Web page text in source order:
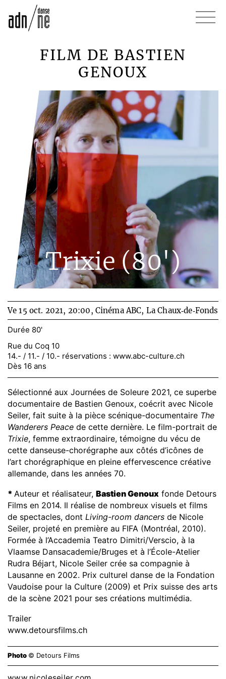
FILM DE BASTIEN
GENOUX
Trixie (80')
Ve 15 oct. 2021, 20:00, Cinéma ABC, La Chaux‑de‑Fonds
Durée 80'
Rue du Coq 10
14.- / 11.- / 10.- réservations : www.abc-culture.ch
Dès 16 ans
Sélectionné aux Journées de Soleure 2021, ce superbe
documentaire de Bastien Genoux, coécrit avec Nicole
Seiler, fait suite à la pièce scénique-documentaire The
Wanderers Peace de cette dernière. Le film-portrait de
Trixie, femme extraordinaire, témoigne du vécu de
cette danseuse-chorégraphe aux côtés d’icônes de
l’art chorégraphique en pleine effervescence créative
allemande, dans les années 70.
* Auteur et réalisateur, Bastien Genoux fonde Detours
Films en 2014. Il réalise de nombreux visuels et films
de spectacles, dont Living-room dancers de Nicole
Seiler, projeté en première au FIFA (Montréal, 2010).
Formée à l’Accademia Teatro Dimitri/Verscio, à la
Vlaamse Dansacademie/Bruges et à l’École-Atelier
Rudra Béjart, Nicole Seiler crée sa compagnie à
Lausanne en 2002. Prix culturel danse de la Fondation
Vaudoise pour la Culture (2009) et Prix suisse des arts
de la scène 2021 pour ses créations multimédia.
Trailer
www.detoursfilms.ch
Photo © Detours Films